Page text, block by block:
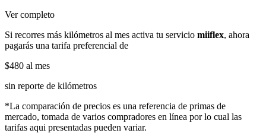
Ver completo
Si recorres más kilómetros al mes activa tu servicio miiflex, ahora
pagarás una tarifa preferencial de
$480 al mes
sin reporte de kilómetros
*La comparación de precios es una referencia de primas de
mercado, tomada de varios compradores en línea por lo cual las
tarifas aqui presentadas pueden variar.